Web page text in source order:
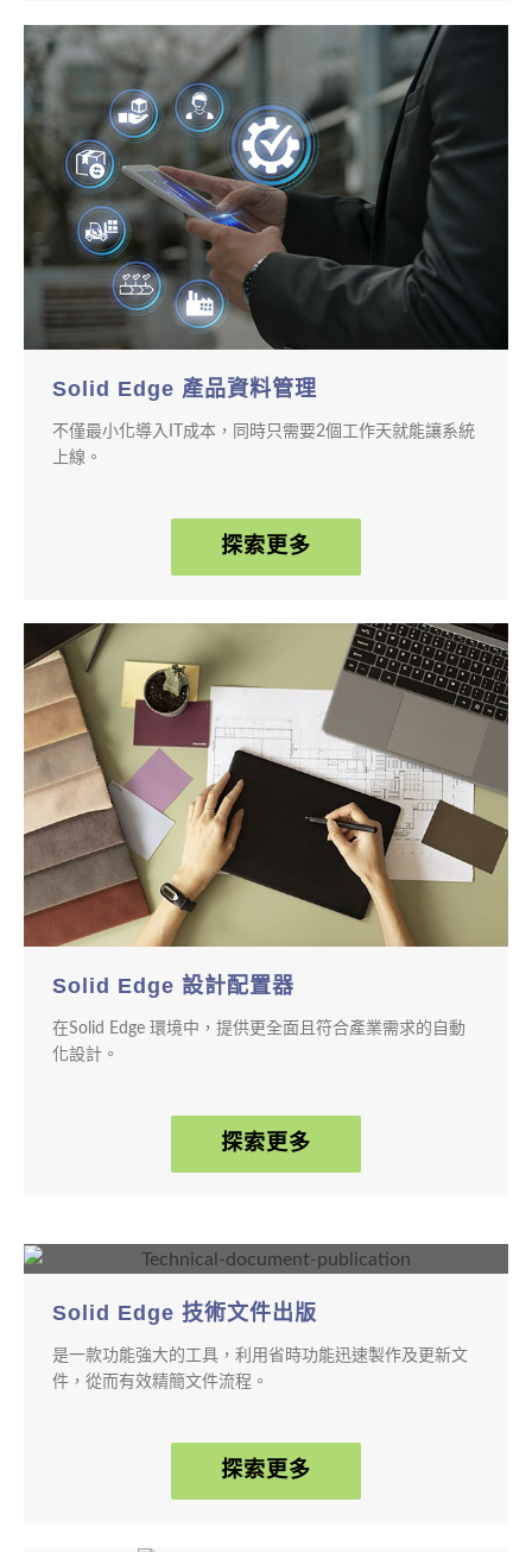
Solid Edge 產品資料管理
不僅最小化導入IT成本，同時只需要2個工作天就能讓系統
上線。
探索更多
Solid Edge 設計配置器
在Solid Edge 環境中，提供更全面且符合產業需求的自動
化設計。
探索更多
Solid Edge 技術文件出版
是一款功能強大的工具，利用省時功能迅速製作及更新文
件，從而有效精簡文件流程。
探索更多